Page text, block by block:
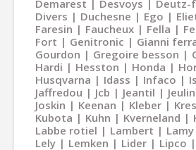
Demarest
Desvoys Deutz-
Divers
Duchesne Ego
Faresin
Faucheux Fella
Fort
Genitronic Gianni
Gourdon
Gregoire besson
Hardi
Hesston Honda
Husqvarna
Idass Infaco
Jaffredou
Jcb Jeantil Jeulin
Joskin
Keenan Kleber
Kubota
Kuhn Kverneland
Labbe rotiel
Lambert Lamy
Lely
Lemken Lider Lipco